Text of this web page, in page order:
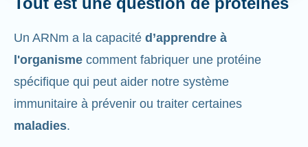
Un ARNm a la capacité d’apprendre à
l'organisme comment fabriquer une protéine
spécifique qui peut aider notre système
immunitaire à prévenir ou traiter certaines
maladies.